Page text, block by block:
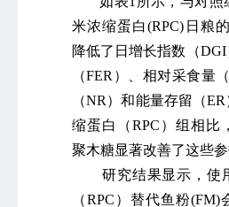
米浓缩蛋白(RPC)日粮
降低了日增长指数（
（FER）、相对采食量
（NR）和能量存留（
缩蛋白（RPC）组相比
聚木糖显著改善了这些参
研究结果显示，使
（RPC）替代鱼粉